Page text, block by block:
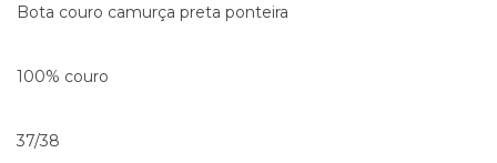
Bota couro camurça preta ponteira
100% couro
37/38